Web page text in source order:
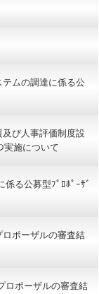
テムの調達に係る公
及び人事評価制度設
実施について
る公募型ﾌﾟﾛﾎﾟｰｻﾞ
ポーザルの審査結
ロポーザルの審査結